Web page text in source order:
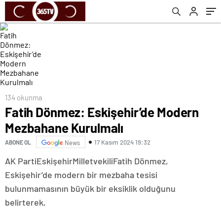
134 okunma
Fatih Dönmez: Eskişehir’de Modern
Mezbahane Kurulmalı
ABONE OL News 17 Kasım 2024 19:32
AK PartiEskişehirMilletvekiliFatih Dönmez,
Eskişehir’de modern bir mezbaha tesisi
bulunmamasının büyük bir eksiklik olduğunu
belirterek,